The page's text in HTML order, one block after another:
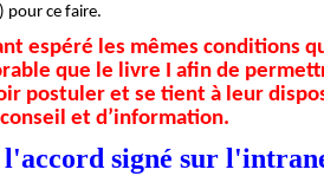
pour ce faire.
espéré les mêmes conditions
que le livre I afin de
postuler et se tient à leur
et d’information.
l'accord signé sur